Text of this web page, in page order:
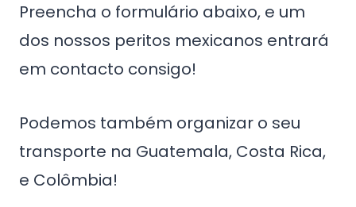
Preencha o formulário abaixo, e um
dos nossos peritos mexicanos entrará
em contacto consigo!
Podemos também organizar o seu
transporte na Guatemala, Costa Rica,
e Colômbia!